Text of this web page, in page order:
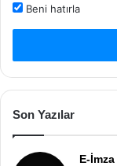
Beni hatırla
Son Yazılar
E-